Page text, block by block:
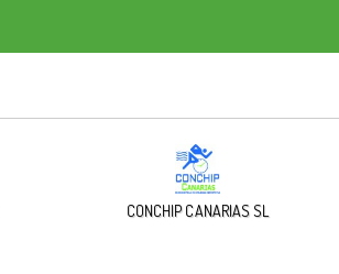
CONCHIP CANARIAS SL